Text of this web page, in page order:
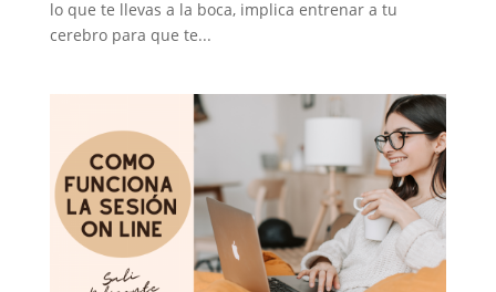
lo que te llevas a la boca, implica entrenar a tu
cerebro para que te...